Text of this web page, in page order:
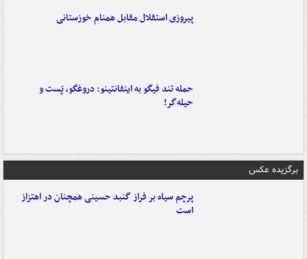
پیروزی استقلال مقابل همنام خوزستانی
حمله تند فیگو به اینفانتینو: دروغگو، پَست‌ و
حیله‌گر!
برگزیده عکس
پرچم سیاه بر فراز گنبد حسینی همچنان در اهتزاز
است